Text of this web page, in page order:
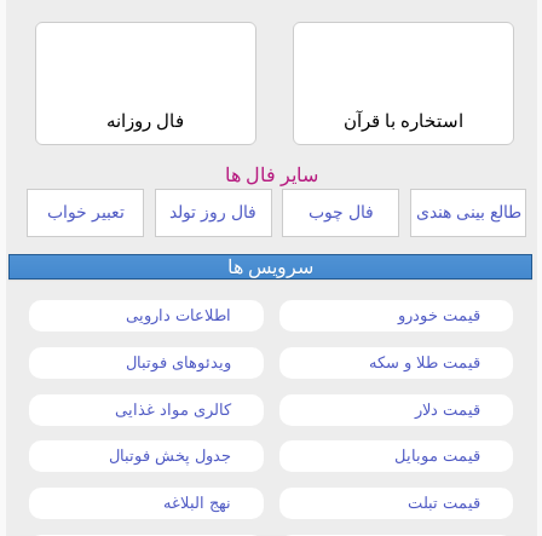
استخاره با قرآن فال روزانه
سایر فال ها
طالع بینی هندی فال چوب فال روز تولد تعبیر خواب
سرویس ها
قیمت خودرو اطلاعات دارویی
قیمت طلا و سکه ویدئوهای فوتبال
قیمت دلار کالری مواد غذایی
قیمت موبایل جدول پخش فوتبال
قیمت تبلت نهج البلاغه